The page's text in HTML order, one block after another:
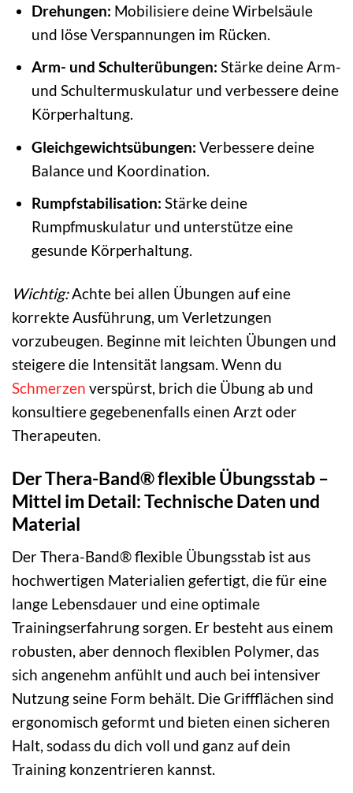
Drehungen: Mobilisiere deine Wirbelsäule
und löse Verspannungen im Rücken.
Arm- und Schulterübungen: Stärke deine Arm-
und Schultermuskulatur und verbessere deine
Körperhaltung.
Gleichgewichtsübungen: Verbessere deine
Balance und Koordination.
Rumpfstabilisation: Stärke deine
Rumpfmuskulatur und unterstütze eine
gesunde Körperhaltung.
Wichtig:Achte bei allen Übungen auf eine
korrekte Ausführung, um Verletzungen
vorzubeugen. Beginne mit leichten Übungen und
steigere die Intensität langsam. Wenn du
Schmerzen verspürst, brich die Übung ab und
konsultiere gegebenenfalls einen Arzt oder
Therapeuten.
Der Thera-Band® flexible Übungsstab –
Mittel im Detail: Technische Daten und
Material
Der Thera-Band® flexible Übungsstab ist aus
hochwertigen Materialien gefertigt, die für eine
lange Lebensdauer und eine optimale
Trainingserfahrung sorgen. Er besteht aus einem
robusten, aber dennoch flexiblen Polymer, das
sich angenehm anfühlt und auch bei intensiver
Nutzung seine Form behält. Die Griffflächen sind
ergonomisch geformt und bieten einen sicheren
Halt, sodass du dich voll und ganz auf dein
Training konzentrieren kannst.